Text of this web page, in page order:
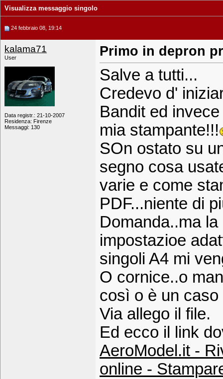
Visualizza messaggio singolo
24 febbraio 08, 19:14
kalama71
User
Data registr.: 21-10-2007
Residenza: Firenze
Messaggi: 130
Primo in depron
Salve a tutti...
Credevo d'
Bandit ed
mia stampante!!!
SOn ostato su
segno cosa
varie e come
PDF...niente di
Domanda..ma
impostazioe
singoli A4 mi
O cornice..o
così o è un caso
Via allego il file.
Ed ecco il link
AeroModel.it -
online -